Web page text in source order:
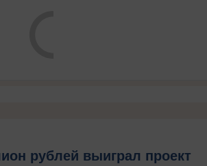
рублей выиграл проект